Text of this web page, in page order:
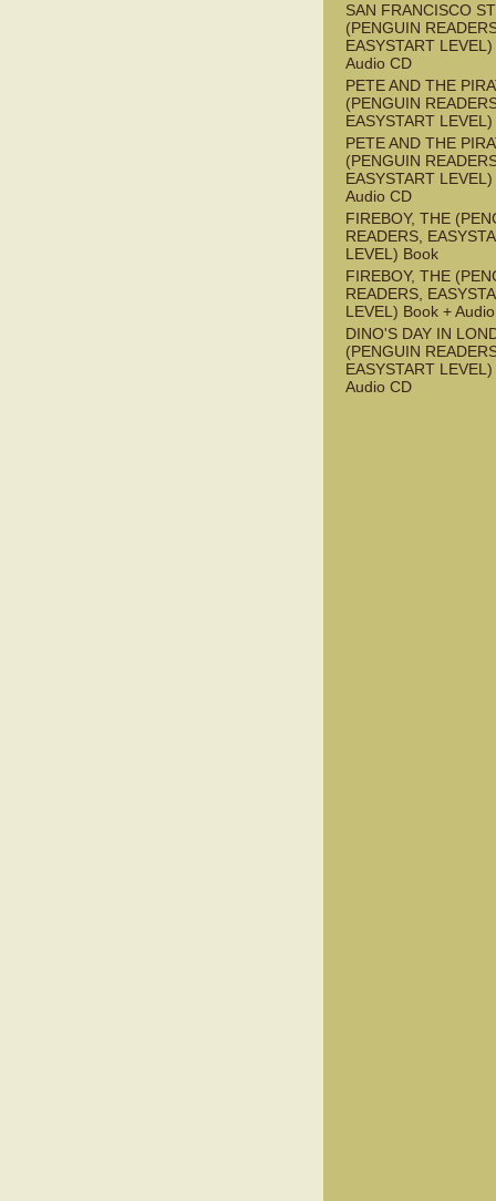
SAN FRANCISCO
(PENGUIN
EASYSTART
Audio CD
PETE AND THE
(PENGUIN
EASYSTART
PETE AND THE
(PENGUIN
EASYSTART
Audio CD
FIREBOY, THE
READERS,
LEVEL) Book
FIREBOY, THE
READERS,
LEVEL) Book +
DINO'S DAY IN
(PENGUIN
EASYSTART
Audio CD